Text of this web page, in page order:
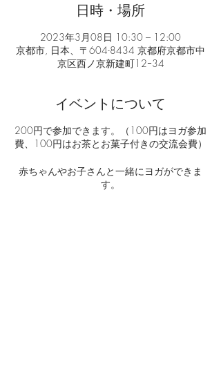
日時・場所
2023年3月08日 10:30 – 12:00
京都市, 日本、〒604-8434 京都府京都市中
京区西ノ京新建町12ｰ34
イベントについて
200円で参加できます。（100円はヨガ参加
費、100円はお茶とお菓子付きの交流会費）
赤ちゃんやお子さんと一緒にヨガができま
す。